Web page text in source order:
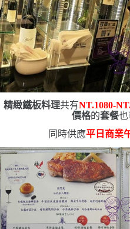
精緻鐵板料理共有NT.1080-
價格的套餐也
同時供應平日商業